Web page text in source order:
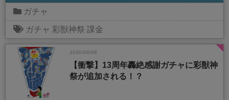
ガチャ
ガチャ 彩獣神祭 課金
2026/08/08
【衝撃】13周年轟絶感謝ガチャに彩獣神
祭が追加される！？